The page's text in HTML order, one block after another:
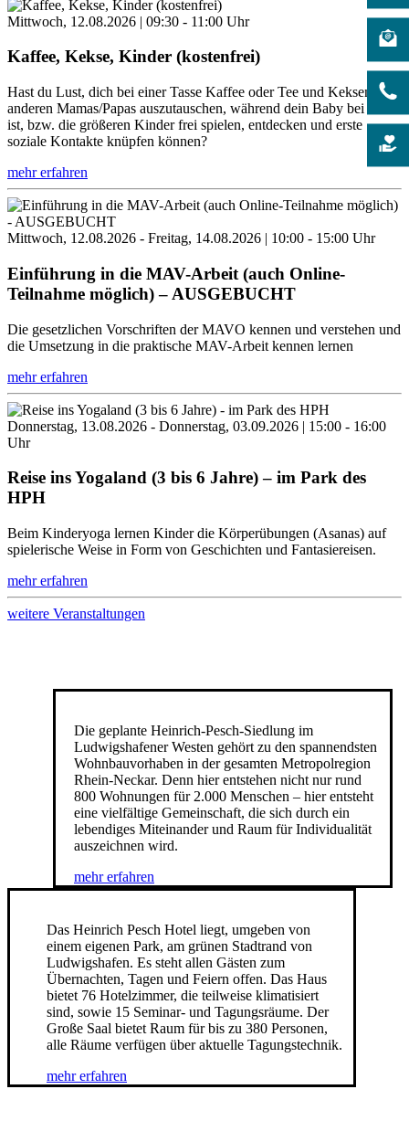
Mittwoch, 12.08.2026 | 09:30 - 11:00 Uhr
Kaffee, Kekse, Kinder (kostenfrei)
Hast du Lust, dich bei einer Tasse Kaffee oder Tee und Keksen mit
anderen Mamas/Papas auszutauschen, während dein Baby bei dir
ist, bzw. die größeren Kinder frei spielen, entdecken und erste
soziale Kontakte knüpfen können?
mehr erfahren
Mittwoch, 12.08.2026 - Freitag, 14.08.2026 | 10:00 - 15:00 Uhr
Einführung in die MAV-Arbeit (auch Online-
Teilnahme möglich) – AUSGEBUCHT
Die gesetzlichen Vorschriften der MAVO kennen und verstehen und
die Umsetzung in die praktische MAV-Arbeit kennen lernen
mehr erfahren
Donnerstag, 13.08.2026 - Donnerstag, 03.09.2026 | 15:00 - 16:00
Uhr
Reise ins Yogaland (3 bis 6 Jahre) – im Park des
HPH
Beim Kinderyoga lernen Kinder die Körperübungen (Asanas) auf
spielerische Weise in Form von Geschichten und Fantasiereisen.
mehr erfahren
weitere Veranstaltungen
Die geplante Heinrich-Pesch-Siedlung im
Ludwigshafener Westen gehört zu den spannendsten
Wohnbauvorhaben in der gesamten Metropolregion
Rhein-Neckar. Denn hier entstehen nicht nur rund
800 Wohnungen für 2.000 Menschen – hier entsteht
eine vielfältige Gemeinschaft, die sich durch ein
lebendiges Miteinander und Raum für Individualität
auszeichnen wird.
mehr erfahren
Das Heinrich Pesch Hotel liegt, umgeben von
einem eigenen Park, am grünen Stadtrand von
Ludwigshafen. Es steht allen Gästen zum
Übernachten, Tagen und Feiern offen. Das Haus
bietet 76 Hotelzimmer, die teilweise klimatisiert
sind, sowie 15 Seminar- und Tagungsräume. Der
Große Saal bietet Raum für bis zu 380 Personen,
alle Räume verfügen über aktuelle Tagungstechnik.
mehr erfahren